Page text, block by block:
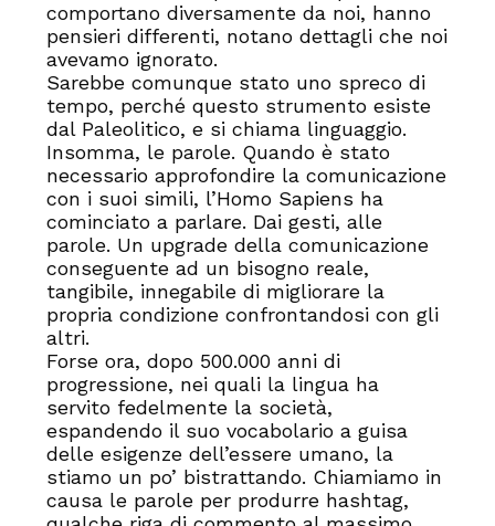
comportano diversamente da noi, hanno
pensieri differenti, notano dettagli che noi
avevamo ignorato.
Sarebbe comunque stato uno spreco di
tempo, perché questo strumento esiste
dal Paleolitico, e si chiama linguaggio.
Insomma, le parole. Quando è stato
necessario approfondire la comunicazione
con i suoi simili, l’Homo Sapiens ha
cominciato a parlare. Dai gesti, alle
parole. Un upgrade della comunicazione
conseguente ad un bisogno reale,
tangibile, innegabile di migliorare la
propria condizione confrontandosi con gli
altri.
Forse ora, dopo 500.000 anni di
progressione, nei quali la lingua ha
servito fedelmente la società,
espandendo il suo vocabolario a guisa
delle esigenze dell’essere umano, la
stiamo un po’ bistrattando. Chiamiamo in
causa le parole per produrre hashtag,